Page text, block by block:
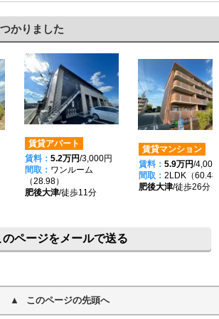
かりました
賃貸アパート
賃料： 5.2万円/3,000円
間取： ワンルーム
（28.98）
肥後大津/徒歩11分
賃貸マンション
賃料： 5.9万円/4,000
間取： 2LDK（60.48
肥後大津/徒歩26分
のページをメールで送る
このページの先頭へ